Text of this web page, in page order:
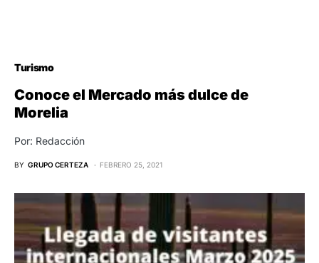
Turismo
Conoce el Mercado más dulce de
Morelia
Por: Redacción
BY GRUPO CERTEZA FEBRERO 25, 2021